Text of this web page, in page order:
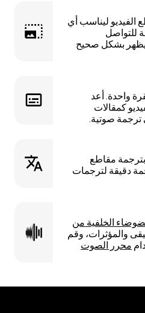
ليناسب أي
للتواصل
يظهر بشكل صحيح
واحدة. أعد
كمقالات
صوتية.
مقاطع
من 100 لغة. ترجمة دقيقة لترجمات
الخلفية من
والمؤثرات، وقم
محرر الصوت